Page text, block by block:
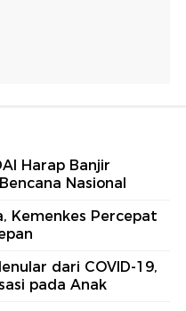
Harap Banjir
Nasional
Kemenkes Percepat
dari COVID-19,
pada Anak